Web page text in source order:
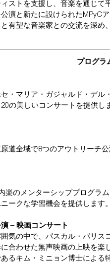
ストを支援し、音楽を通じて
演と新たに設けられたMPyC
有望な音楽家との交流を深
プログラ
・マリア・ガジャルド・デ
の美しいコンサートを提供
道全域で8つのアウトリーチ
楽のメンターシッププログラ
ークな学習機会を提供します。
– 映画コンサート
気の中で、パスカル・パリ
合わせた無声映画の上映を楽
るキム・ミニョン博士による